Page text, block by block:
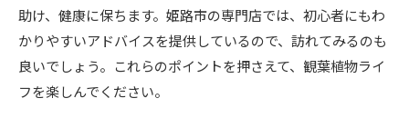
助け、健康に保ちます。姫路市の専門店では、初心者にもわ
かりやすいアドバイスを提供しているので、訪れてみるのも
良いでしょう。これらのポイントを押さえて、観葉植物ライ
フを楽しんでください。